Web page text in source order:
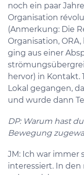
noch ein paar
Organisation
(Anmerkung: Die
Organisation,
ging aus einer
hervor) in Kontakt.
Lokal gegangen,
und wurde dann
DP: Warum hast
Bewegung
JM: Ich war immer
interessiert. In